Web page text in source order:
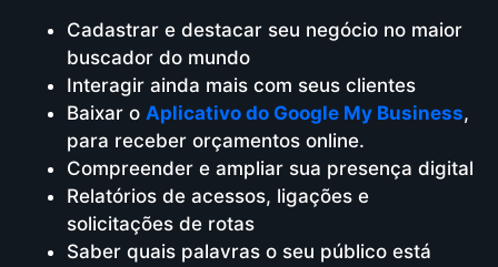
Cadastrar e destacar seu negócio no maior
buscador do mundo
Interagir ainda mais com seus clientes
Baixar o Aplicativo do Google My Business,
para receber orçamentos online.
Compreender e ampliar sua presença digital
Relatórios de acessos, ligações e
solicitações de rotas
Saber quais palavras o seu público está